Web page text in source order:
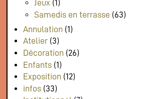
Jeux (1)
Samedis en terrasse (63)
Annulation (1)
Atelier(3)
Décoration (26)
Enfants(1)
Exposition (12)
infos(33)